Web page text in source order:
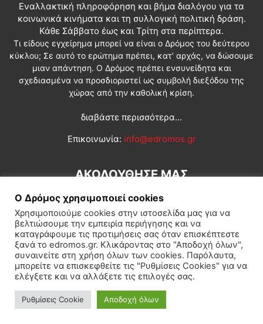
Εναλλακτική πληροφόρηση και βήμα διαλόγου για τα
κοινωνικά κινήματα και τη συλλογική πολιτική δράση.
Κάθε Σάββατο έως και Τρίτη στα περίπτερα.
Τι είδους εγχείρημα μπορεί να είναι ο Δρόμος του δεύτερου
κύκλου; Σε αυτό το ερώτημα πρέπει, κατ’ αρχάς, να δώσουμε
μιαν απάντηση. Ο Δρόμος πρέπει ενσυνείδητα και
σχεδιασμένα να προσδιοριστεί ως συμβολή διεξόδου της
χώρας από την καθολική κρίση.
διαβάστε περισσότερα...
Επικοινωνία: info@edromos.gr
ΑΚΟΛΟΥΘΗΣΕ ΜΑΣ
Εγγραφή συνδρομητή Πολιτική Διεθνή Κοινωνία
Πολιτισμός Αφιερώματα
© Δρόμος της Αριστεράς
Ο Δρόμος χρησιμοποιεί cookies
Χρησιμοποιούμε cookies στην ιστοσελίδα μας για να
βελτιώσουμε την εμπειρία περιήγησης και να
καταγράφουμε τις προτιμήσεις σας όταν επισκέπτεστε
ξανά το edromos.gr. Κλικάροντας στο "Αποδοχή όλων",
συναινείτε στη χρήση όλων των cookies. Παρόλαυτα,
μπορείτε να επισκεφθείτε τις "Ρυθμίσεις Cookies" για να
ελέγξετε και να αλλάξετε τις επιλογές σας.
Ρυθμίσεις Cookie Αποδοχή όλων